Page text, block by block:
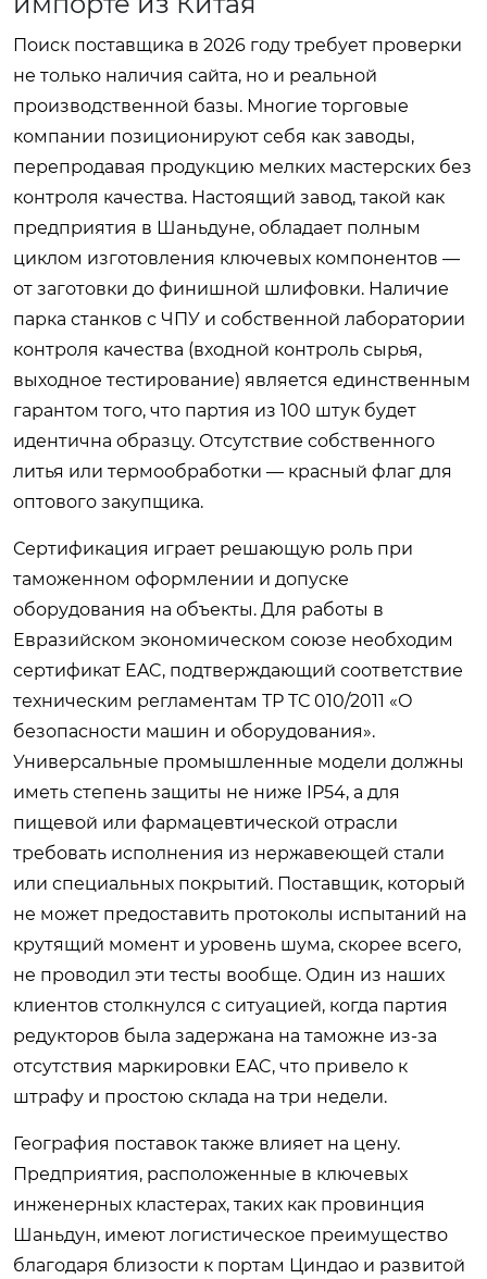
Поиск поставщика в 2026 году требует проверки
не только наличия сайта, но и реальной
производственной базы. Многие торговые
компании позиционируют себя как заводы,
перепродавая продукцию мелких мастерских без
контроля качества. Настоящий завод, такой как
предприятия в Шаньдуне, обладает полным
циклом изготовления ключевых компонентов —
от заготовки до финишной шлифовки. Наличие
парка станков с ЧПУ и собственной лаборатории
контроля качества (входной контроль сырья,
выходное тестирование) является единственным
гарантом того, что партия из 100 штук будет
идентична образцу. Отсутствие собственного
литья или термообработки — красный флаг для
оптового закупщика.
Сертификация играет решающую роль при
таможенном оформлении и допуске
оборудования на объекты. Для работы в
Евразийском экономическом союзе необходим
сертификат EAC, подтверждающий соответствие
техническим регламентам ТР ТС 010/2011 «О
безопасности машин и оборудования».
Универсальные промышленные модели должны
иметь степень защиты не ниже IP54, а для
пищевой или фармацевтической отрасли
требовать исполнения из нержавеющей стали
или специальных покрытий. Поставщик, который
не может предоставить протоколы испытаний на
крутящий момент и уровень шума, скорее всего,
не проводил эти тесты вообще. Один из наших
клиентов столкнулся с ситуацией, когда партия
редукторов была задержана на таможне из-за
отсутствия маркировки EAC, что привело к
штрафу и простою склада на три недели.
География поставок также влияет на цену.
Предприятия, расположенные в ключевых
инженерных кластерах, таких как провинция
Шаньдун, имеют логистическое преимущество
благодаря близости к портам Циндао и развитой